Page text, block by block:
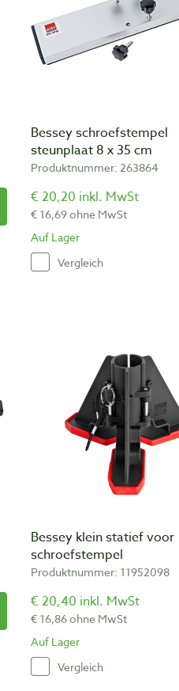
Bessey schroefstempel
steunplaat 8 x 35 cm
Produktnummer: 263864
€ 20,20 inkl. MwSt
€ 16,69 ohne MwSt
Auf Lager
Vergleich
Bessey klein statief voor
schroefstempel
Produktnummer: 11952098
€ 20,40 inkl. MwSt
€ 16,86 ohne MwSt
Auf Lager
Vergleich